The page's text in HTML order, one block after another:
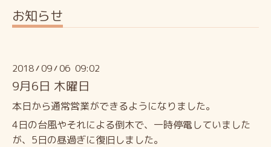
お知らせ
2018/09/06 09:02
9月6日 木曜日
本日から通常営業ができるようになりました。
4日の台風やそれによる倒木で、一時停電していました
が、5日の昼過ぎに復旧しました。